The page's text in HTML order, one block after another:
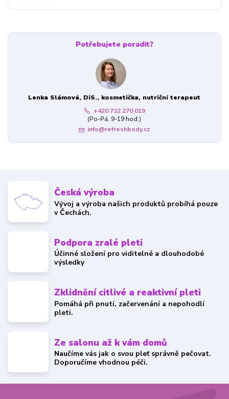
Potřebujete poradit?
Lenka Slámová, DiS., kosmetička, nutriční terapeut
+420 732 270 019
(Po-Pá, 9-19 hod.)
info@refreshbody.cz
Česká výroba
Vývoj a výroba našich produktů probíhá pouze
v Čechách.
Podpora zralé pleti
Účinné složení pro viditelné a dlouhodobé
výsledky
Zklidnění citlivé a reaktivní pleti
Pomáhá při pnutí, začervenání a nepohodlí
pleti.
Ze salonu až k vám domů
Naučíme vás jak o svou pleť správně pečovat.
Doporučíme vhodnou péči.